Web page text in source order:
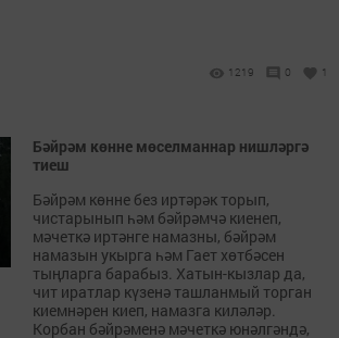
1219 0 1
Бәйрәм көнне мөселманнар нишләргә
тиеш
Бәйрәм көнне без иртәрәк торып,
чистарынып һәм бәйрәмчә киенеп,
мәчеткә иртәнге намазны, бәйрәм
намазын укырга һәм Гает хөтбәсен
тыңларга барабыз. Хатын-кызлар да,
чит иратлар күзенә ташланмый торган
киемнәрен киеп, намазга киләләр.
Корбан бәйрәменә мәчеткә юнәлгәндә,